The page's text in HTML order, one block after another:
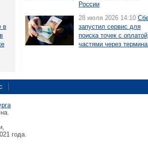
в
России
28 июля 2026 14:10
запустил сервис для
поиска точек с оплатой
частями через
года.